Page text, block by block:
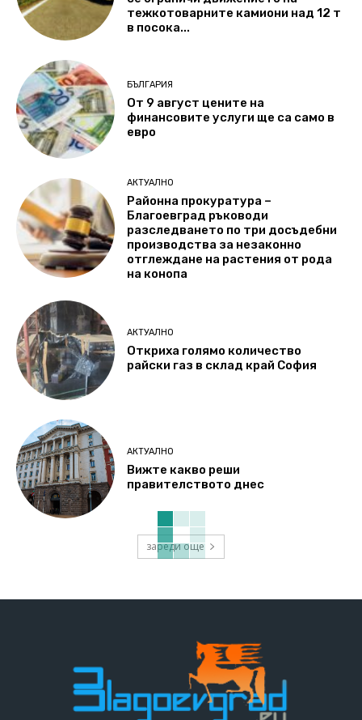
тежкотоварните камиони над 12 т
в посока...
БЪЛГАРИЯ
От 9 август цените на
финансовите услуги ще са само в
евро
АКТУАЛНО
Районна прокуратура –
Благоевград ръководи
разследването по три досъдебни
производства за незаконно
отглеждане на растения от рода
на конопа
АКТУАЛНО
Откриха голямо количество
райски газ в склад край София
АКТУАЛНО
Вижте какво реши
правителството днес
зареди още